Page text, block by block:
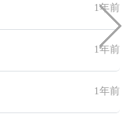
1年前
1年前
1年前